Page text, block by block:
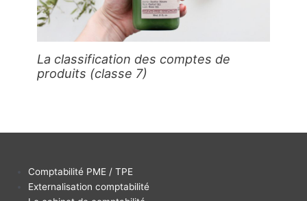
La classification des comptes de
produits (classe 7)
Comptabilité PME / TPE
Externalisation comptabilité